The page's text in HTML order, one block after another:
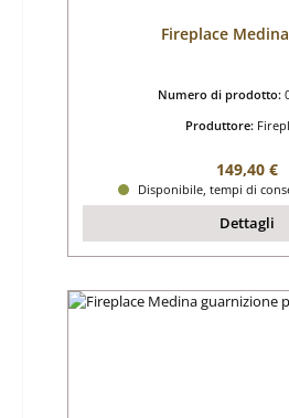
Fireplace
Numero di prodotto:
Produttore:
Prezzo
149,40 €
Disponibile, tempi di
Dettagli